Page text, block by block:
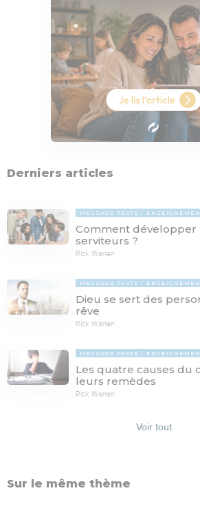
Derniers articles
MESSAGE TEXTE
Comment développer
serviteurs ?
Rick Warren
MESSAGE TEXTE
Dieu se sert des
rêve
Rick Warren
MESSAGE TEXTE
Les quatre causes du
leurs remèdes
Rick Warren
Voir tout
Sur le même thème